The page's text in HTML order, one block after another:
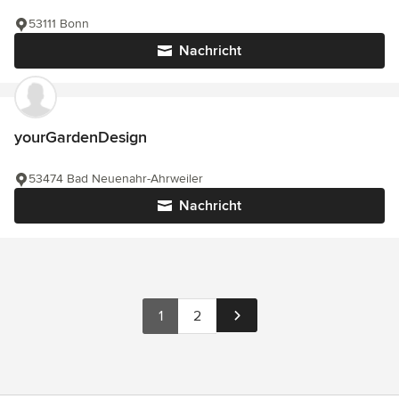
Nachricht
53111 Bonn
yourGardenDesign
Nachricht
53474 Bad Neuenahr-Ahrweiler
1 2